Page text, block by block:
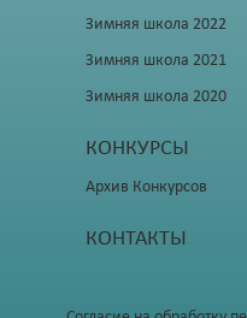
Зимняя школа 2022
Зимняя школа 2021
Зимняя школа 2020
КОНКУРСЫ
Архив Конкурсов
КОНТАКТЫ